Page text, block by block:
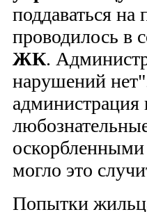
поддаваться на
проводилось в
ЖК.
нарушений
могло это
Попытки